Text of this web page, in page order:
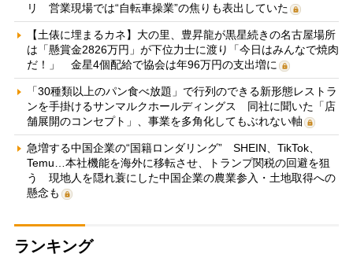
リ 営業現場では“自転車操業”の焦りも表出していた
【土俵に埋まるカネ】大の里、豊昇龍が黒星続きの名古屋場所
は「懸賞金2826万円」が下位力士に渡り「今日はみんなで焼肉
だ！」 金星4個配給で協会は年96万円の支出増に
「30種類以上のパン食べ放題」で行列のできる新形態レストラ
ンを手掛けるサンマルクホールディングス 同社に聞いた「店
舗展開のコンセプト」、事業を多角化してもぶれない軸
急増する中国企業の“国籍ロンダリング” SHEIN、TikTok、
Temu…本社機能を海外に移転させ、トランプ関税の回避を狙
う 現地人を隠れ蓑にした中国企業の農業参入・土地取得への
懸念も
ランキング